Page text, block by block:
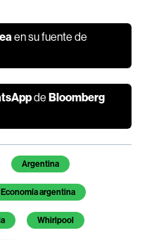
en su fuente de
deBloomberg
Argentina
Economía argentina
Whirlpool